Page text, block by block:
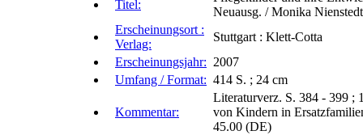
Titel:
Neuausg. / Monika
Erscheinungsort :
Verlag:
Stuttgart : Klett-Cotta
Erscheinungsjahr: 2007
Umfang / Format: 414 S. ; 24 cm
Kommentar:
Literaturverz. S. 384 - 399 ;
von Kindern in
45.00 (DE)